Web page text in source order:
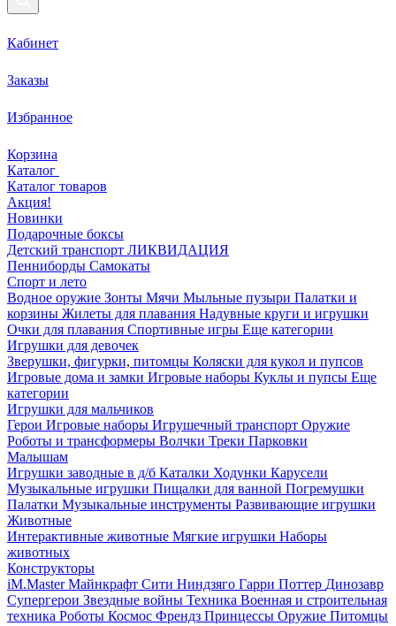
Кабинет
Заказы
Избранное
Корзина
Каталог
Каталог товаров
Акция!
Новинки
Подарочные боксы
Детский транспорт ЛИКВИДАЦИЯ
Пенниборды Самокаты
Спорт и лето
Водное оружие Зонты Мячи Мыльные пузыри Палатки и
корзины Жилеты для плавания Надувные круги и игрушки
Очки для плавания Спортивные игры Еще категории
Игрушки для девочек
Зверушки, фигурки, питомцы Коляски для кукол и пупсов
Игровые дома и замки Игровые наборы Куклы и пупсы Еще
категории
Игрушки для мальчиков
Герои Игровые наборы Игрушечный транспорт Оружие
Роботы и трансформеры Волчки Треки Парковки
Малышам
Игрушки заводные в д/б Каталки Ходунки Карусели
Музыкальные игрушки Пищалки для ванной Погремушки
Палатки Музыкальные инструменты Развивающие игрушки
Животные
Интерактивные животные Мягкие игрушки Наборы
животных
Конструкторы
iM.Master Майнкрафт Сити Ниндзяго Гарри Поттер Динозавр
Супергерои Звездные войны Техника Военная и строительная
техника Роботы Космос Френдз Принцессы Оружие Питомцы